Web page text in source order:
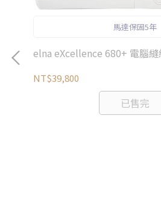
馬達保固5年
elna eXcellence 680+ 電腦縫
NT$39,800
已售完